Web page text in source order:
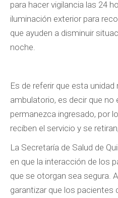
para hacer vigilancia las 24
iluminación exterior para
que ayuden a disminuir
noche.
Es de referir que esta
ambulatorio, es decir que no
permanezca ingresado, por
reciben el servicio y se
La Secretaría de Salud de
en que la interacción de los
que se otorgan sea segura.
garantizar que los pacientes